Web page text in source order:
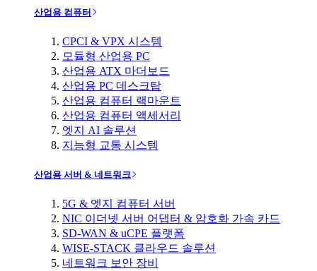
산업용 컴퓨터
CPCI & VPX 시스템
모듈형 산업용 PC
산업용 ATX 마더보드
산업용 PC 데스크탑
산업용 컴퓨터 랙마운트
산업용 컴퓨터 액세서리
엣지 AI 솔루션
지능형 교통 시스템
산업용 서버 & 네트워크
5G & 엣지 컴퓨터 서버
NIC 이더넷 서버 어댑터 & 암호화 가속 카드
SD-WAN & uCPE 플랫폼
WISE-STACK 클라우드 솔루션
네트워크 보안 장비